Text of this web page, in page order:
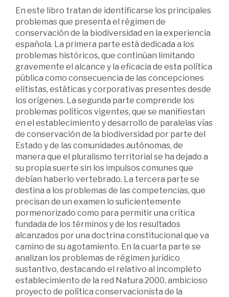
En este libro tratan de identificarse los principales
problemas que presenta el régimen de
conservación de la biodiversidad en la experiencia
española. La primera parte está dedicada a los
problemas históricos, que continúan limitando
gravemente el alcance y la eficacia de esta política
pública como consecuencia de las concepciones
elitistas, estáticas y corporativas presentes desde
los orígenes. La segunda parte comprende los
problemas políticos vigentes, que se manifiestan
en el establecimiento y desarrollo de paralelas vías
de conservación de la biodiversidad por parte del
Estado y de las comunidades autónomas, de
manera que el pluralismo territorial se ha dejado a
su propia suerte sin los impulsos comunes que
debían haberlo vertebrado. La tercera parte se
destina a los problemas de las competencias, que
precisan de un examen lo suficientemente
pormenorizado como para permitir una crítica
fundada de los términos y de los resultados
alcanzados por una doctrina constitucional que va
camino de su agotamiento. En la cuarta parte se
analizan los problemas de régimen jurídico
sustantivo, destacando el relativo al incompleto
establecimiento de la red Natura 2000, ambicioso
proyecto de política conservacionista de la